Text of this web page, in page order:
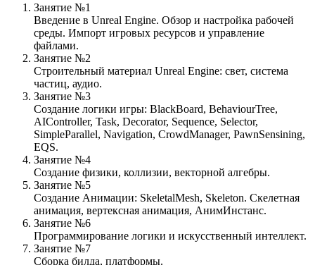
Занятие №1
Введение в Unreal Engine. Обзор и настройка рабочей
среды. Импорт игровых ресурсов и управление
файлами.
Занятие №2
Строительный материал Unreal Engine: свет, система
частиц, аудио.
Занятие №3
Создание логики игры: BlackBoard, BehaviourTree,
AIController, Task, Decorator, Sequence, Selector,
SimpleParallel, Navigation, CrowdManager, PawnSensining,
EQS.
Занятие №4
Создание физики, коллизии, векторной алгебры.
Занятие №5
Создание Анимации: SkeletalMesh, Skeleton. Скелетная
анимация, вертексная анимация, АнимИнстанс.
Занятие №6
Программирование логики и искусственный интеллект.
Занятие №7
Сборка билда, платформы.